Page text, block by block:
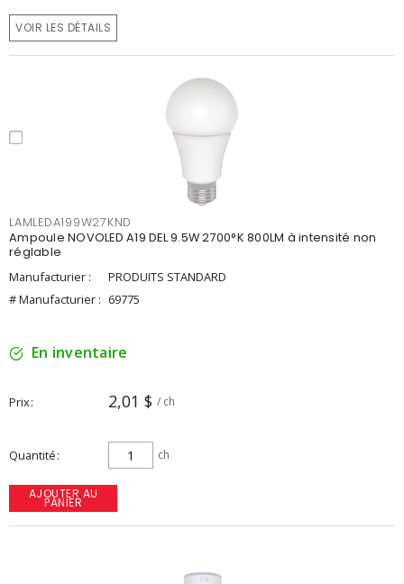
VOIR LES DÉTAILS
LAMLEDA199W27KND
Ampoule NOVOLED A19 DEL 9.5W 2700°K 800LM à intensité non
réglable
Manufacturier :
PRODUITS STANDARD
# Manufacturier : 69775
En inventaire
Prix 2,01 $ / ch
Quantité ch
AJOUTER AU
PANIER